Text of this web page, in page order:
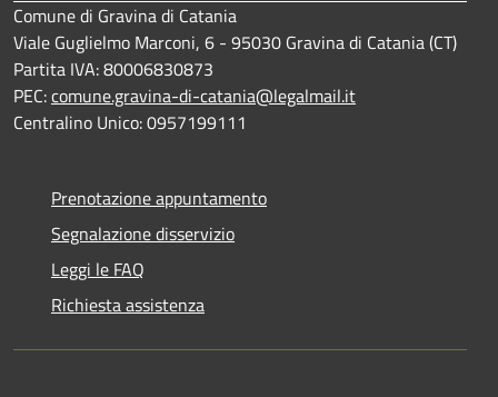
Comune di Gravina di Catania
Viale Guglielmo Marconi, 6 - 95030 Gravina di Catania (CT)
Partita IVA: 80006830873
PEC:comune.gravina-di-catania@legalmail.it
Centralino Unico: 0957199111
Prenotazione appuntamento
Segnalazione disservizio
Leggi le FAQ
Richiesta assistenza